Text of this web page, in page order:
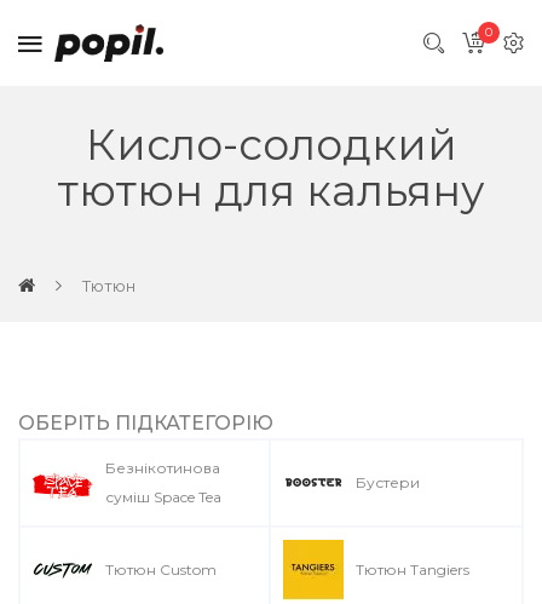
0
Кисло-солодкий
тютюн для кальяну
Тютюн
ОБЕРІТЬ ПІДКАТЕГОРІЮ
Безнікотинова
суміш Space Tea
Бустери
Тютюн Custom Тютюн Tangiers